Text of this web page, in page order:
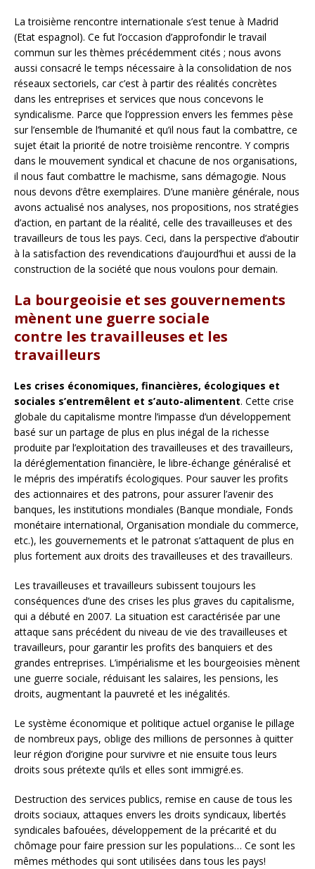
La troisième rencontre internationale s’est tenue à Madrid
(Etat espagnol). Ce fut l’occasion d’approfondir le travail
commun sur les thèmes précédemment cités ; nous avons
aussi consacré le temps nécessaire à la consolidation de nos
réseaux sectoriels, car c’est à partir des réalités concrètes
dans les entreprises et services que nous concevons le
syndicalisme. Parce que l’oppression envers les femmes pèse
sur l’ensemble de l’humanité et qu’il nous faut la combattre, ce
sujet était la priorité de notre troisième rencontre. Y compris
dans le mouvement syndical et chacune de nos organisations,
il nous faut combattre le machisme, sans démagogie. Nous
nous devons d’être exemplaires. D’une manière générale, nous
avons actualisé nos analyses, nos propositions, nos stratégies
d’action, en partant de la réalité, celle des travailleuses et des
travailleurs de tous les pays. Ceci, dans la perspective d’aboutir
à la satisfaction des revendications d’aujourd’hui et aussi de la
construction de la société que nous voulons pour demain.
La bourgeoisie et ses gouvernements
mènent une guerre sociale
contre les travailleuses et les
travailleurs
Les crises économiques, financières, écologiques et
sociales s’entremêlent et s’auto-alimentent. Cette crise
globale du capitalisme montre l’impasse d’un développement
basé sur un partage de plus en plus inégal de la richesse
produite par l’exploitation des travailleuses et des travailleurs,
la déréglementation financière, le libre-échange généralisé et
le mépris des impératifs écologiques. Pour sauver les profits
des actionnaires et des patrons, pour assurer l’avenir des
banques, les institutions mondiales (Banque mondiale, Fonds
monétaire international, Organisation mondiale du commerce,
etc.), les gouvernements et le patronat s’attaquent de plus en
plus fortement aux droits des travailleuses et des travailleurs.
Les travailleuses et travailleurs subissent toujours les
conséquences d’une des crises les plus graves du capitalisme,
qui a débuté en 2007. La situation est caractérisée par une
attaque sans précédent du niveau de vie des travailleuses et
travailleurs, pour garantir les profits des banquiers et des
grandes entreprises. L’impérialisme et les bourgeoisies mènent
une guerre sociale, réduisant les salaires, les pensions, les
droits, augmentant la pauvreté et les inégalités.
Le système économique et politique actuel organise le pillage
de nombreux pays, oblige des millions de personnes à quitter
leur région d’origine pour survivre et nie ensuite tous leurs
droits sous prétexte qu’ils et elles sont immigré.es.
Destruction des services publics, remise en cause de tous les
droits sociaux, attaques envers les droits syndicaux, libertés
syndicales bafouées, développement de la précarité et du
chômage pour faire pression sur les populations… Ce sont les
mêmes méthodes qui sont utilisées dans tous les pays!